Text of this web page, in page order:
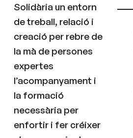
Solidària un entorn
de treball, relació i
creació per rebre de
la mà de persones
expertes
l’acompanyament i
la formació
necessària per
enfortir i fer créixer